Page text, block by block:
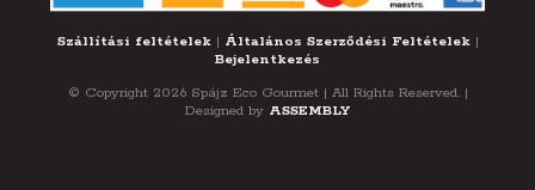
Szállítási feltételek| Általános Szerződési Feltételek|
Bejelentkezés
© Copyright 2026 Spájz Eco Gourmet | All Rights Reserved. |
Designed by ASSEMBLY